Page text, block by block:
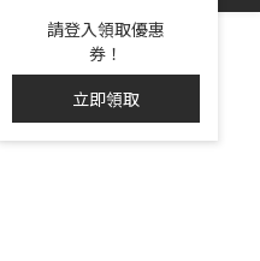
請登入領取優惠
券！
立即領取